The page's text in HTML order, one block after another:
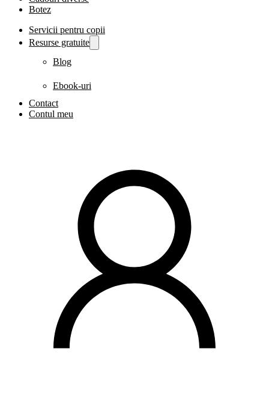
Botez
Servicii pentru copii
Resurse gratuite
Blog
Ebook-uri
Contact
Contul meu